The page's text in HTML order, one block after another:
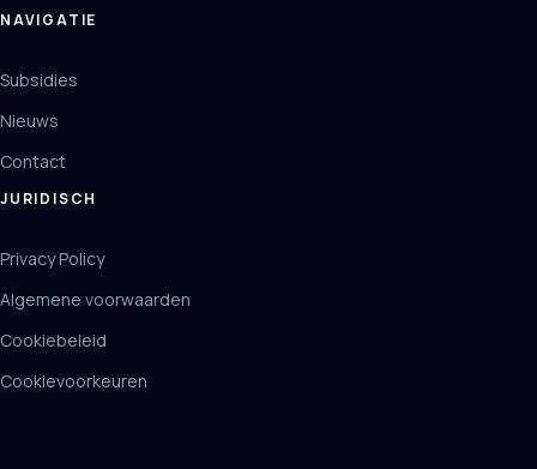
NAVIGATIE
Subsidies
Nieuws
Contact
JURIDISCH
Privacy Policy
Algemene voorwaarden
Cookiebeleid
Cookievoorkeuren